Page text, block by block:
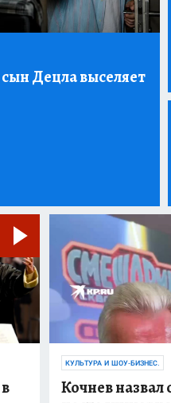
сын Децла выселяет
КУЛЬТУРА И ШОУ-БИЗНЕС.
Кочнев назвал